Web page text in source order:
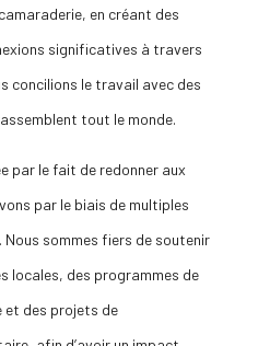
en créant des
significatives à travers
concilions le travail avec des
tout le monde.
par le fait de redonner aux
par le biais de multiples
. Nous sommes fiers de soutenir
locales, des programmes de
et des projets de